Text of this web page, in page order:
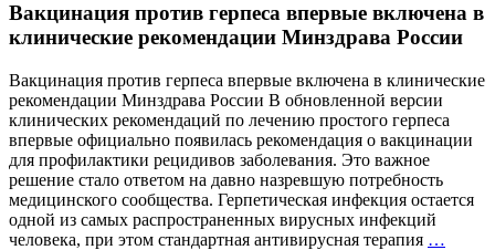
правильного
выбора
пробиотиков
Вакцинация против герпеса впервые включена в
клинические рекомендации Минздрава России
Вакцинация против герпеса впервые включена в клинические
рекомендации Минздрава России В обновленной версии
клинических рекомендаций по лечению простого герпеса
впервые официально появилась рекомендация о вакцинации
для профилактики рецидивов заболевания. Это важное
решение стало ответом на давно назревшую потребность
медицинского сообщества. Герпетическая инфекция остается
одной из самых распространенных вирусных инфекций
человека, при этом стандартная антивирусная терапия …